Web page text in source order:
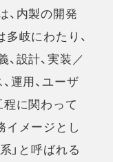
、内製の開発
岐にわたり、
設計、実装／
運用、ユーザ
程に関わって
イメージとし
」と呼ばれる